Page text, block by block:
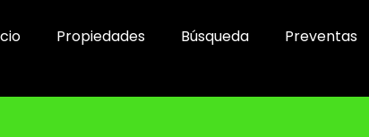
Propiedades Búsqueda Preventas